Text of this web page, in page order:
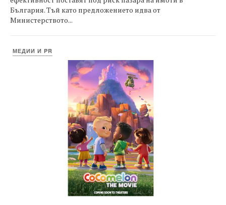
България. Тъй като предложението идва от
Министерството...
МЕДИИ И PR